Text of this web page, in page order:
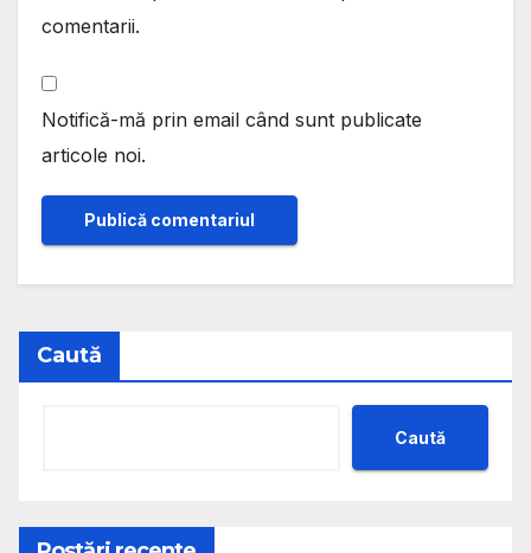
comentarii.
Notifică-mă prin email când sunt publicate
articole noi.
Caută
Caută